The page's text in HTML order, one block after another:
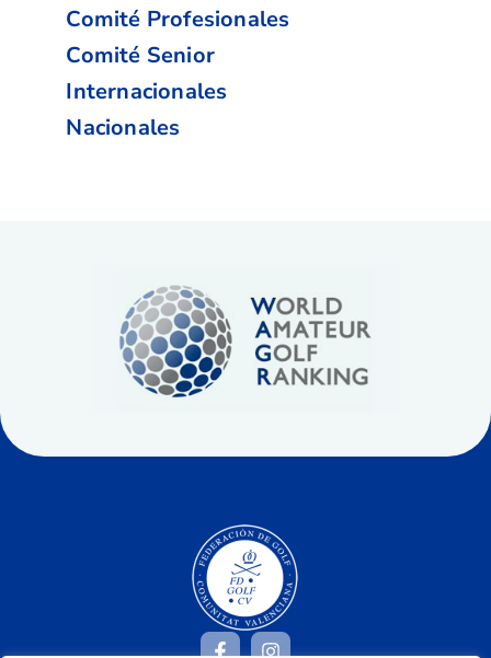
Comité Profesionales
Comité Senior
Internacionales
Nacionales